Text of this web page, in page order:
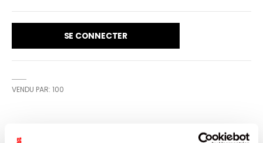
SE CONNECTER
VENDU PAR: 100
CARACTÉRISTIQUES